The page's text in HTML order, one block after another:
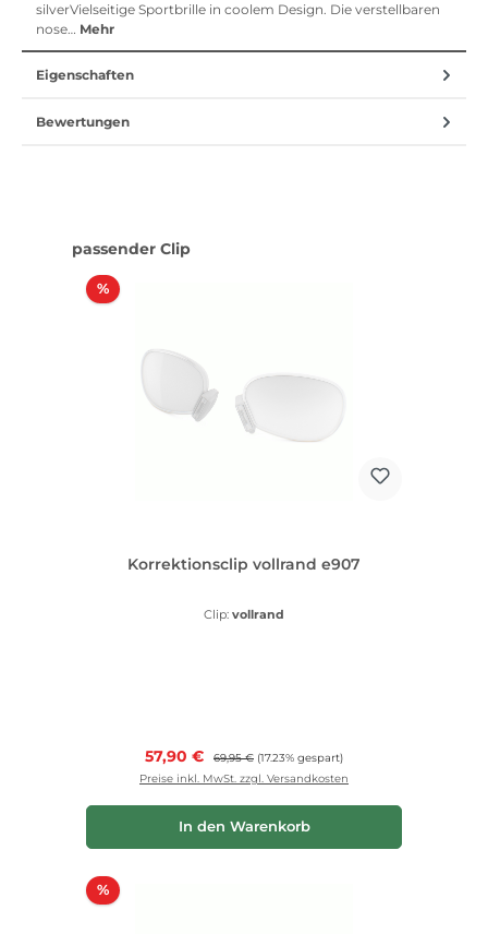
silverVielseitige Sportbrille in coolem Design. Die verstellbaren
nose… Mehr
Eigenschaften
Bewertungen
Produktgalerie überspringen
passender Clip
%Rabatt
Korrektionsclip vollrand e907
Clip: vollrand
Verkaufspreis:
57,90 € Regulärer Preis:
69,95 € (17.23% gespart)
Preise inkl. MwSt. zzgl. Versandkosten
In den Warenkorb
%Rabatt